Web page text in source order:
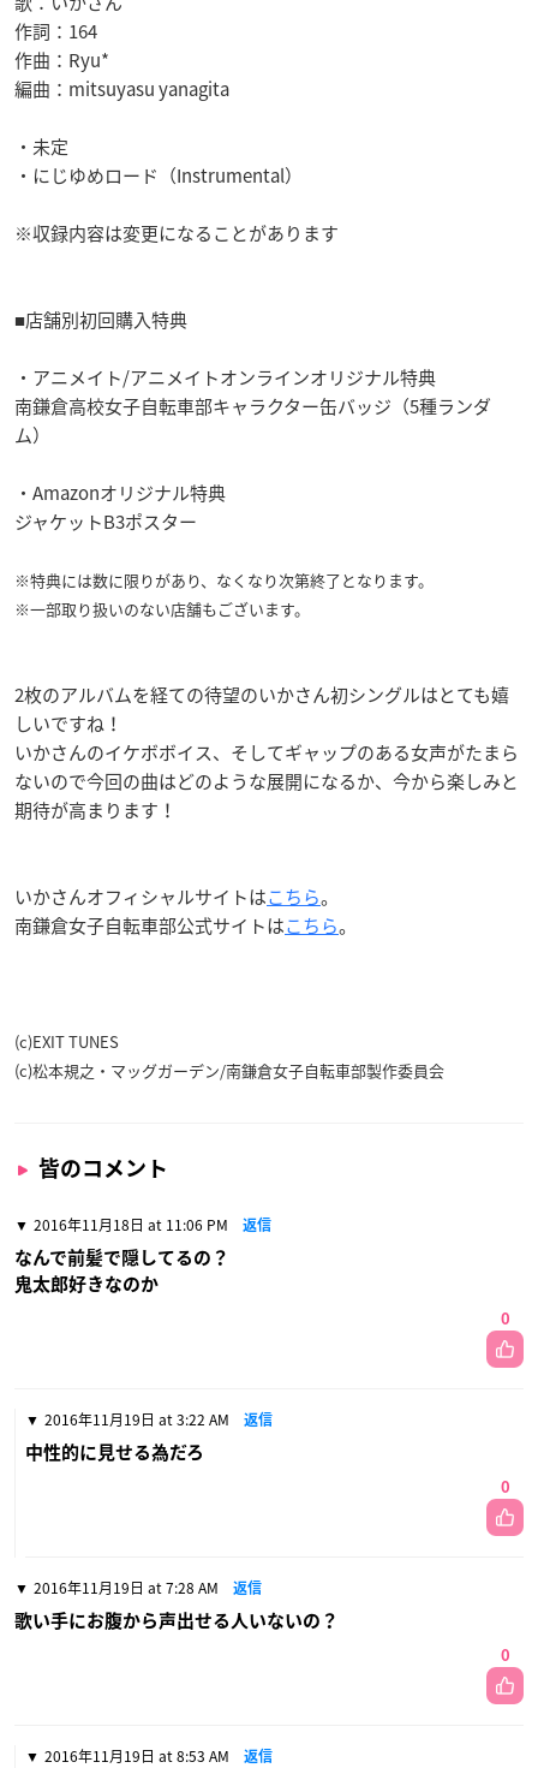
作詞：164
作曲：Ryu*
編曲：mitsuyasu yanagita
・未定
・にじゆめロード（Instrumental）
※収録内容は変更になることがあります
■店舗別初回購入特典
・アニメイト/アニメイトオンラインオリジナル特典
南鎌倉高校女子自転車部キャラクター缶バッジ（5種ランダ
ム）
・Amazonオリジナル特典
ジャケットB3ポスター
※特典には数に限りがあり、なくなり次第終了となります。
※一部取り扱いのない店舗もございます。
2枚のアルバムを経ての待望のいかさん初シングルはとても嬉
しいですね！
いかさんのイケボボイス、そしてギャップのある女声がたまら
ないので今回の曲はどのような展開になるか、今から楽しみと
期待が高まります！
いかさんオフィシャルサイトはこちら。
南鎌倉女子自転車部公式サイトはこちら。
(c)EXIT TUNES
(c)松本規之・マッグガーデン/南鎌倉女子自転車部製作委員会
皆のコメント
2016年11月18日 at 11:06 PM 返信
なんで前髪で隠してるの？
鬼太郎好きなのか
0
2016年11月19日 at 3:22 AM 返信
中性的に見せる為だろ
0
2016年11月19日 at 7:28 AM 返信
歌い手にお腹から声出せる人いないの？
0
2016年11月19日 at 8:53 AM 返信